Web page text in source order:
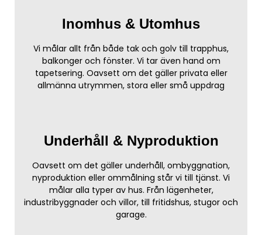
Inomhus & Utomhus
Vi målar allt från både tak och golv till trapphus,
balkonger och fönster. Vi tar även hand om
tapetsering. Oavsett om det gäller privata eller
allmänna utrymmen, stora eller små uppdrag
Underhåll & Nyproduktion
Oavsett om det gäller underhåll, ombyggnation,
nyproduktion eller ommålning står vi till tjänst. Vi
målar alla typer av hus. Från lägenheter,
industribyggnader och villor, till fritidshus, stugor och
garage.